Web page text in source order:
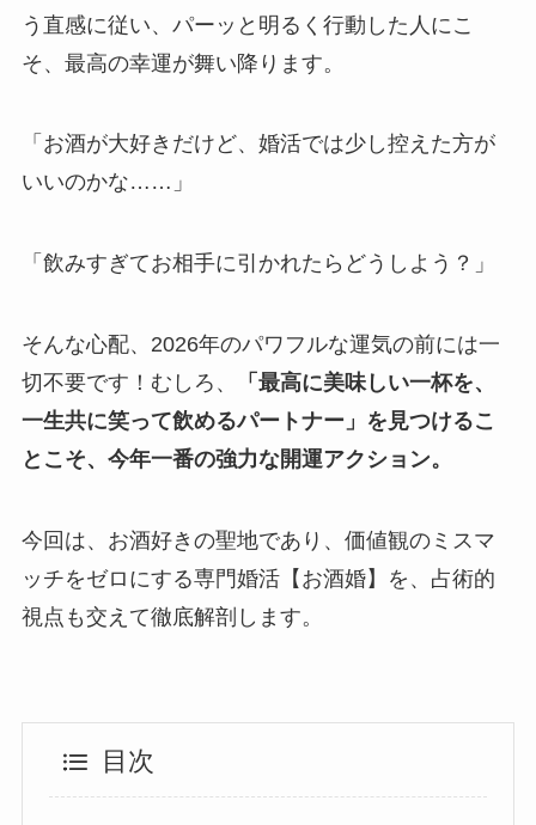
う直感に従い、パーッと明るく行動した人にこ
そ、最高の幸運が舞い降ります。
「お酒が大好きだけど、婚活では少し控えた方が
いいのかな……」
「飲みすぎてお相手に引かれたらどうしよう？」
そんな心配、2026年のパワフルな運気の前には一
切不要です！むしろ、
「最高に美味しい一杯を、
一生共に笑って飲めるパートナー」を見つけるこ
とこそ、今年一番の強力な開運アクション。
今回は、お酒好きの聖地であり、価値観のミスマ
ッチをゼロにする専門婚活【お酒婚】を、占術的
視点も交えて徹底解剖します。
目次